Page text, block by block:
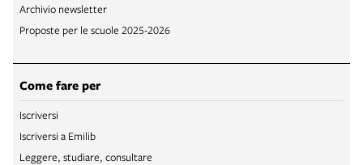
Archivio newsletter
Proposte per le scuole 2025-2026
Come fare per
Iscriversi
Iscriversi a Emilib
Leggere, studiare, consultare